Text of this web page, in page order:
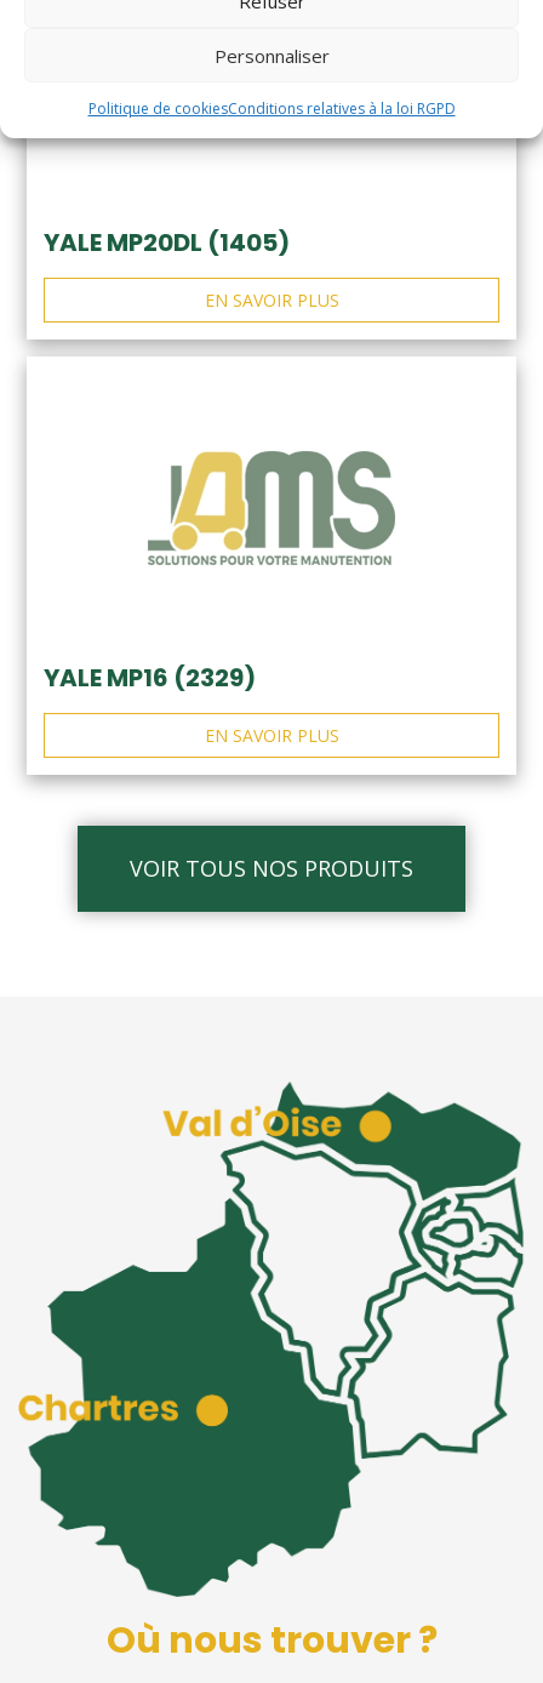
Personnaliser
Politique de cookiesConditions relatives à la loi RGPD
YALE MP20DL (1405)
EN SAVOIR PLUS
YALE MP16 (2329)
EN SAVOIR PLUS
VOIR TOUS NOS PRODUITS
Où nous trouver ?